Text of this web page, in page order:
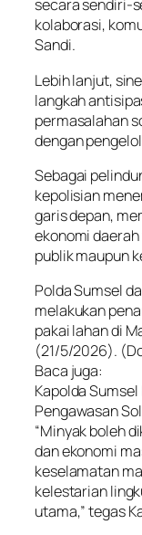
secara sendiri-
kolaborasi,
Sandi.
Lebih lanjut,
langkah
permasalahan
dengan
Sebagai
kepolisian
garis depan,
ekonomi
publik maupun
Polda Sumsel
melakukan
pakai lahan di
(21/5/2026).
Baca juga:
Kapolda
Pengawasan
“Minyak boleh
dan ekonomi
keselamatan
kelestarian
utama,” tegas